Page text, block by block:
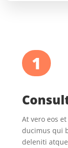
1
At vero eos
ducimus qui
deleniti